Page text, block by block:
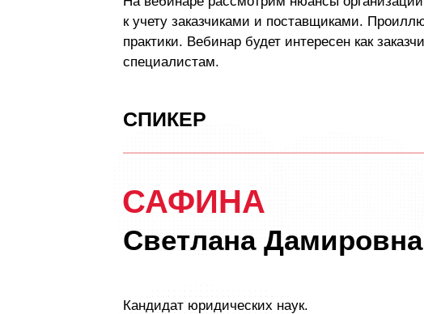
к учету заказчиками и поставщиками.
практики. Вебинар будет интересен как
специалистам.
САФИНА
Кандидат юридических наук.
СПИКЕР
Светлана Дамировна